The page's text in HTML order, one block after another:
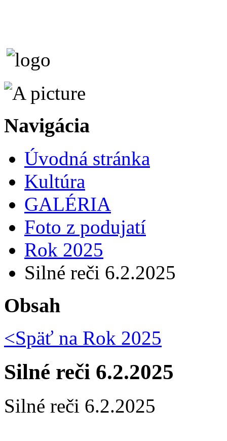
Navigácia
Úvodná stránka
Kultúra
GALÉRIA
Foto z podujatí
Rok 2025
Silné reči 6.2.2025
Obsah
<Späť na Rok 2025
Silné reči 6.2.2025
Silné reči 6.2.2025